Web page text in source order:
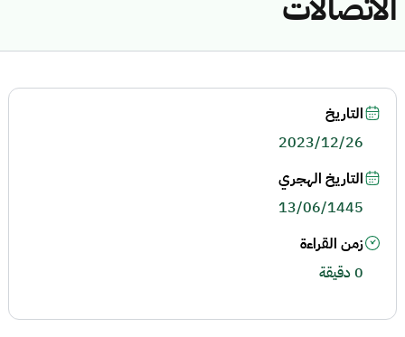
التاريخ
2023/12/26
التاريخ الهجري
13/06/1445
زمن القراءة
0 دقيقة